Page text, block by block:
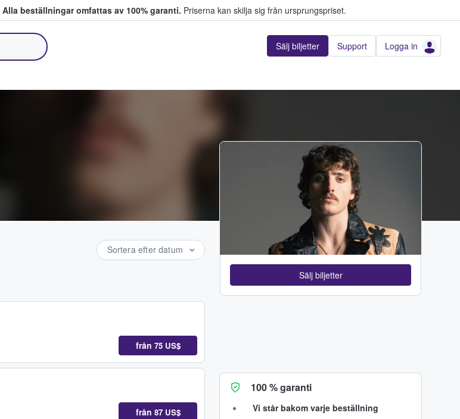
Alla beställningar omfattas av 100% garanti. Priserna kan skilja sig från ursprungspriset.
Sälj biljetter Support Logga in
Sortera efter datum
från 75 US$
från 87 US$
Sälj biljetter
100 % garanti
Vi står bakom varje beställning